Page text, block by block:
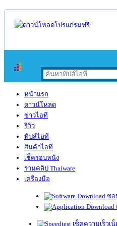
หน้าแรก
ดาวน์โหลด
ข่าวไอที
รีวิว
ทิปส์ไอที
สินค้าไอที
เช็ครอบหนัง
รวมคลิป Thaiware
เครื่องมือ
ซอ
เช็คความเร็วเน็